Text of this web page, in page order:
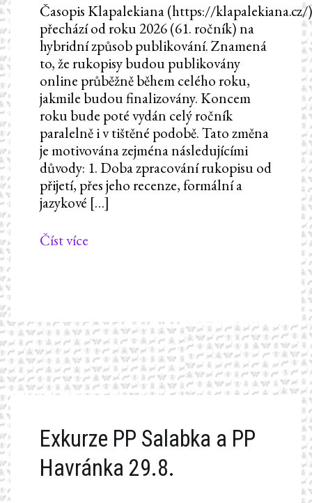
Časopis Klapalekiana (https://klapalekiana.cz/)
přechází od roku 2026 (61. ročník) na
hybridní způsob publikování. Znamená
to, že rukopisy budou publikovány
online průběžně během celého roku,
jakmile budou finalizovány. Koncem
roku bude poté vydán celý ročník
paralelně i v tištěné podobě. Tato změna
je motivována zejména následujícími
důvody: 1. Doba zpracování rukopisu od
přijetí, přes jeho recenze, formální a
jazykové […]
Číst více
Exkurze PP Salabka a PP
Havránka 29.8.